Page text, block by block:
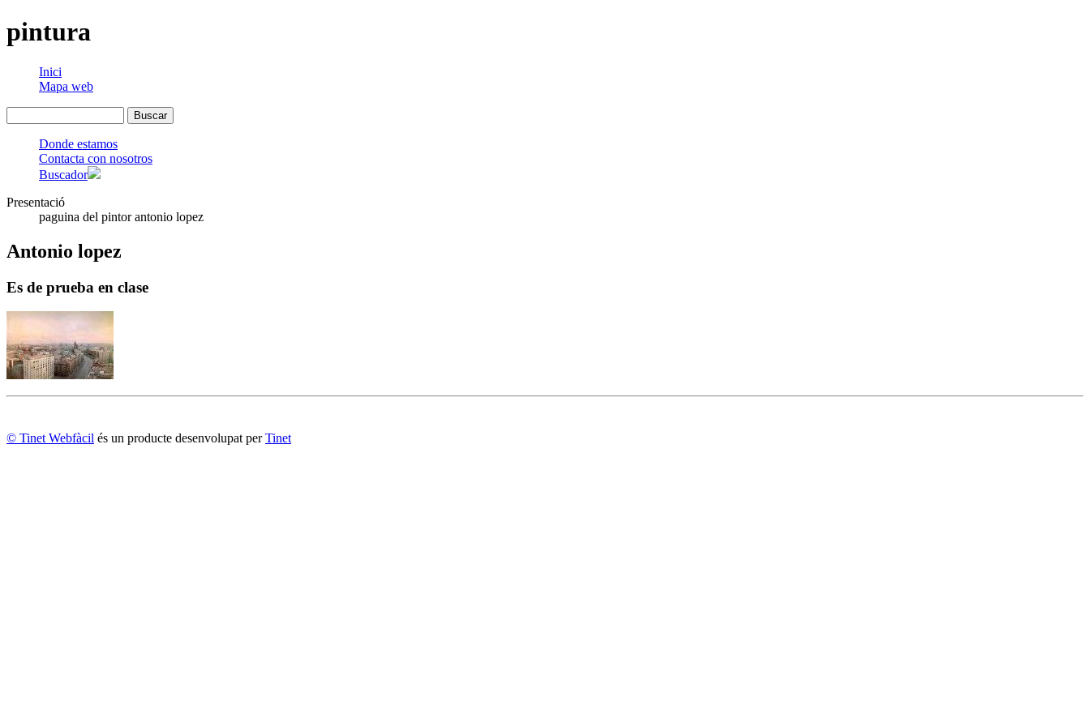
pintura
Inici
Mapa web
Donde estamos
Contacta con nosotros
Buscador
Presentació
paguina del pintor antonio lopez
Antonio lopez
Es de prueba en clase
© Tinet Webfàcil és un producte desenvolupat perTinet